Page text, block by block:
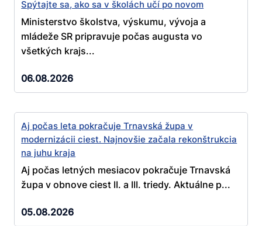
Spýtajte sa, ako sa v školách učí po novom
Ministerstvo školstva, výskumu, vývoja a
mládeže SR pripravuje počas augusta vo
všetkých krajs...
06.08.2026
Aj počas leta pokračuje Trnavská župa v
modernizácii ciest. Najnovšie začala rekonštrukcia
na juhu kraja
Aj počas letných mesiacov pokračuje Trnavská
župa v obnove ciest II. a III. triedy. Aktuálne p...
05.08.2026